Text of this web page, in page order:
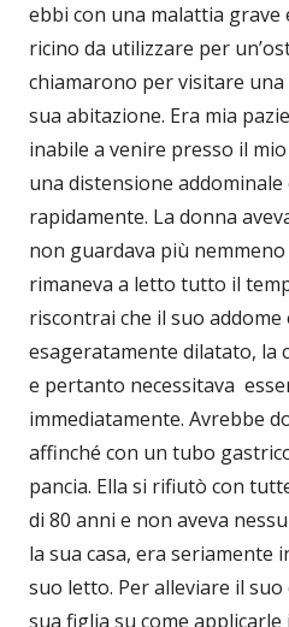
ebbi con una malattia grave
ricino da utilizzare per
chiamarono per visitare
sua abitazione. Era mia
inabile a venire presso il
una distensione
rapidamente. La donna
non guardava più
rimaneva a letto tutto il
riscontrai che il suo addome
esageratamente dilatato, la
e pertanto necessitava
immediatamente. Avrebbe
affinché con un tubo
pancia. Ella si rifiutò con
di 80 anni e non aveva
la sua casa, era seriamente
suo letto. Per alleviare il
sua figlia su come